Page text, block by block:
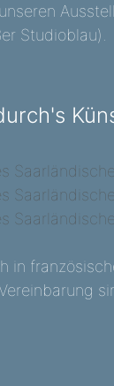
Studioblau).
in